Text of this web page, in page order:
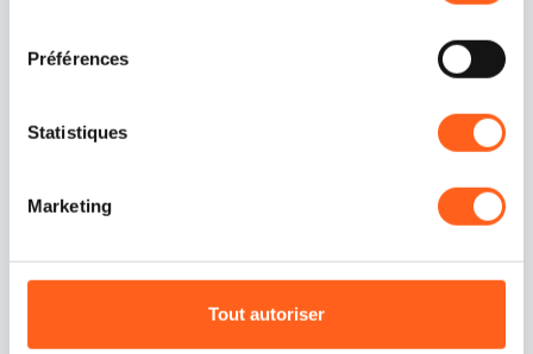
Préférences
Statistiques
Marketing
Tout autoriser
Crédits
Déclaration d'accessibilité
Préférences cookies
Politique de
confidentialité
Conditions Générales